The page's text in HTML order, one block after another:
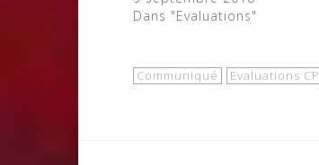
Dans "Evaluations"
Communiqué Evaluations CP